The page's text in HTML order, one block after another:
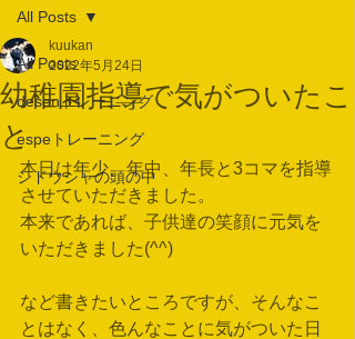
All Posts
desenトレーニング
espeトレーニング
シドウシャの頭の中
All Posts
幼稚園指導で気がついたこ
と
kuukan
2022年5月24日
本日は年少、年中、年長と3コマを指導
させていただきました。
本来であれば、子供達の笑顔に元気を
いただきました(^^)
など書きたいところですが、そんなこ
とはなく、色んなことに気がついた日